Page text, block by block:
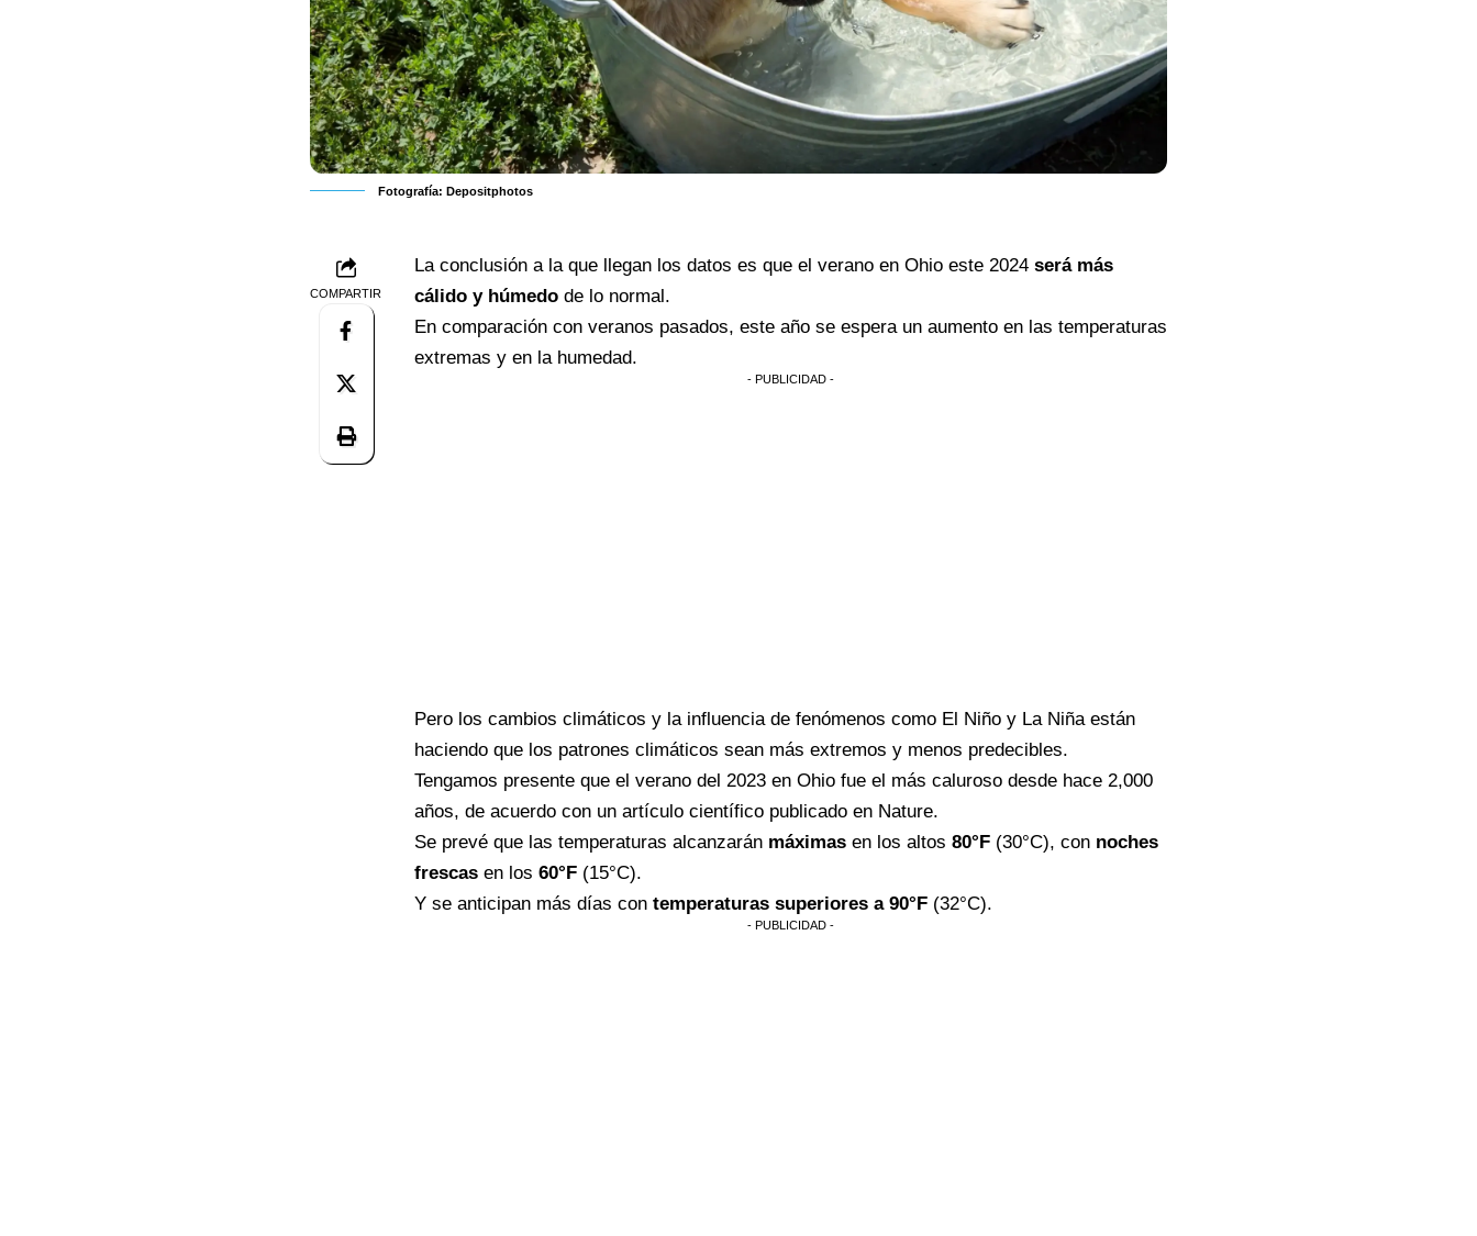
Fotografía: Depositphotos
COMPARTIR
La conclusión a la que llegan los datos es que el verano en Ohio este 2024 será más
cálido y húmedo de lo normal.
En comparación con veranos pasados, este año se espera un aumento en las temperaturas
extremas y en la humedad.
- PUBLICIDAD -
Pero los cambios climáticos y la influencia de fenómenos como El Niño y La Niña están
haciendo que los patrones climáticos sean más extremos y menos predecibles.
Tengamos presente que el verano del 2023 en Ohio fue el más caluroso desde hace 2,000
años, de acuerdo con un artículo científico publicado en Nature.
Se prevé que las temperaturas alcanzarán máximas en los altos 80°F (30°C), con noches
frescas en los 60°F (15°C).
Y se anticipan más días con temperaturas superiores a 90°F (32°C).
- PUBLICIDAD -